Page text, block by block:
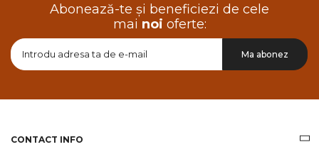
Abonează-te și beneficiezi de cele
mai noi oferte:
sa
informatii
Ma abonez
CONTACT INFO